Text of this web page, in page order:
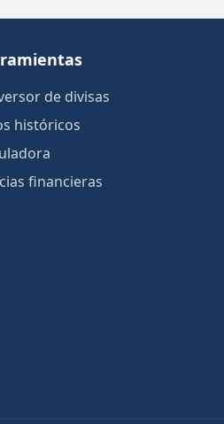
de divisas
históricos
financieras